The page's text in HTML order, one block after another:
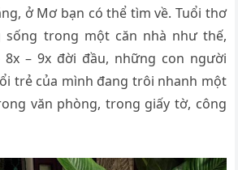
ở Mơ bạn có thể tìm về. Tuổi thơ
sống trong một căn nhà như thế,
– 9x đời đầu, những con người
trẻ của mình đang trôi nhanh một
văn phòng, trong giấy tờ, công